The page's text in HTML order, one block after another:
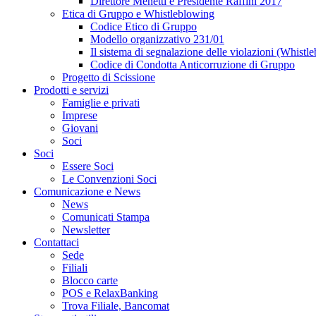
Etica di Gruppo e Whistleblowing
Codice Etico di Gruppo
Modello organizzativo 231/01
Il sistema di segnalazione delle violazioni
Codice di Condotta Anticorruzione di Gruppo
Progetto di Scissione
Prodotti e servizi
Famiglie e privati
Imprese
Giovani
Soci
Soci
Essere Soci
Le Convenzioni Soci
Comunicazione e News
News
Comunicati Stampa
Newsletter
Contattaci
Sede
Filiali
Blocco carte
POS e RelaxBanking
Trova Filiale, Bancomat